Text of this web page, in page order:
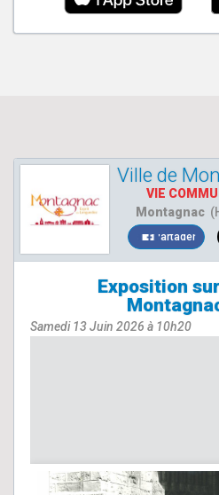
Ville de
VIE
Montagnac
Partager
Exposition
Samedi 13 Juin 2026 à 10h20